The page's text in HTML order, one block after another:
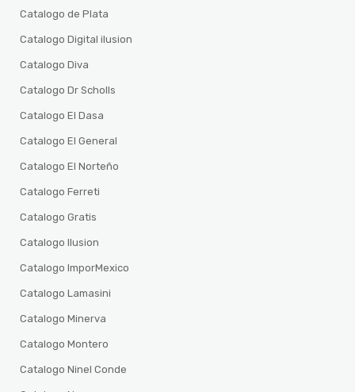
Catalogo de Plata
Catalogo Digital ilusion
Catalogo Diva
Catalogo Dr Scholls
Catalogo El Dasa
Catalogo El General
Catalogo El Norteño
Catalogo Ferreti
Catalogo Gratis
Catalogo Ilusion
Catalogo ImporMexico
Catalogo Lamasini
Catalogo Minerva
Catalogo Montero
Catalogo Ninel Conde